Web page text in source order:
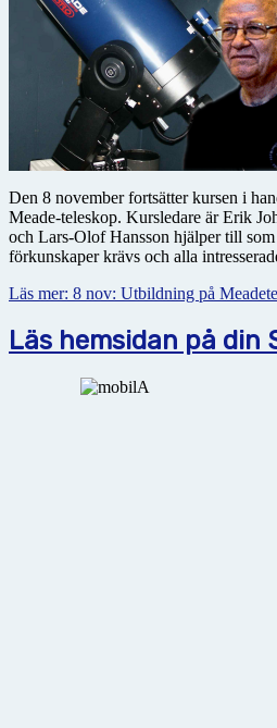
Den 8 november fortsätter kursen i
Meade-teleskop. Kursledare är Erik
och Lars-Olof Hansson hjälper till som
förkunskaper krävs och alla
Läs mer: 8 nov: Utbildning på
Läs hemsidan på din